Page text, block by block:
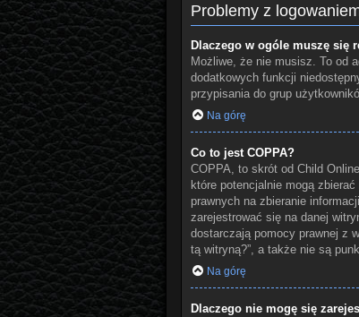
Problemy z
Dlaczego w ogóle muszę się
Możliwe, że nie musisz. To od
dodatkowych funkcji
przypisania do grup
Na górę
Co to jest COPPA?
COPPA, to skrót od Child
które potencjalnie mogą
prawnych na zbieranie
zarejestrować się na danej
dostarczają pomocy prawnej z
tą witryną?”, a także nie są
Na górę
Dlaczego nie mogę się